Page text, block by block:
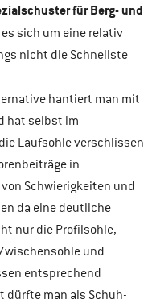
für Berg- und
sich um eine relativ
nicht die Schnellste
hantiert man mit
hat selbst im
Laufsohle verschlissen
in
Schwierigkeiten und
da eine deutliche
nur die Profilsohle,
und
entsprechend
dürfte man als Schuh-